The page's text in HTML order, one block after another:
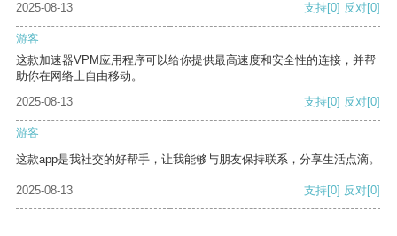
2025-08-13 支持[0] 反对[0]
游客
这款加速器VPM应用程序可以给你提供最高速度和安全性的连接，并帮
助你在网络上自由移动。
2025-08-13
支持[0] 反对[0]
游客
这款app是我社交的好帮手，让我能够与朋友保持联系，分享生活点滴。
2025-08-13 支持[0] 反对[0]